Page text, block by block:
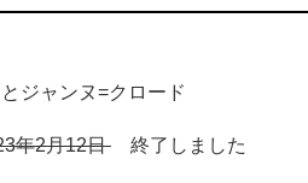
す創造の大きな力そのものに目を
ジャンヌ=クロード
年2月12日 終了しました